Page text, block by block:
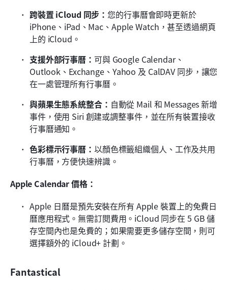
跨裝置 iCloud 同步：您的行事曆會即時更新於
iPhone、iPad、Mac、Apple Watch，甚至透過網頁
上的 iCloud。
支援外部行事曆： 可與 Google Calendar、
Outlook、Exchange、Yahoo 及 CalDAV 同步，讓您
在一處管理所有行事曆。
與蘋果生態系統整合： 自動從 Mail 和 Messages 新增
事件，使用 Siri 創建或調整事件，並在所有裝置接收
行事曆通知。
色彩標示行事曆： 以顏色標籤組織個人、工作及共用
行事曆，方便快速辨識。
Apple Calendar 價格：
Apple 日曆是預先安裝在所有 Apple 裝置上的免費日
曆應用程式。無需訂閱費用。iCloud 同步在 5 GB 儲
存空間內也是免費的；如果需要更多儲存空間，則可
選擇額外的 iCloud+ 計劃。
Fantastical